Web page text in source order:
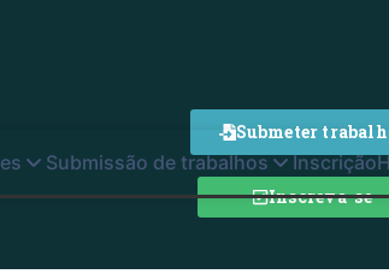
Submeter
Inscreva-se
Submissão de trabalhos Inscrição